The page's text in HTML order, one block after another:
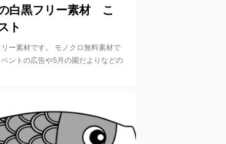
白黒フリー素材 こ
ト
ー素材です。 モノクロ無料素材で
ントの広告や5月の園だよりなどの